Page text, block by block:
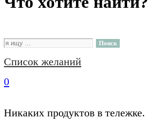
Поиск
Список желаний
0
Никаких продуктов в тележке.